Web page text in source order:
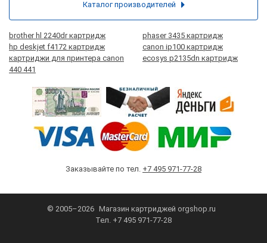
brother hl 2240dr картридж
phaser 3435 картридж
hp deskjet f4172 картридж
canon ip100 картридж
картриджи для принтера canon
440 441
ecosys p2135dn картридж
Заказывайте по тел. +7 495 971-77-28
© 2005–2026 Магазин картриджей orgshop.ru
Тел. +7 495 971-77-28